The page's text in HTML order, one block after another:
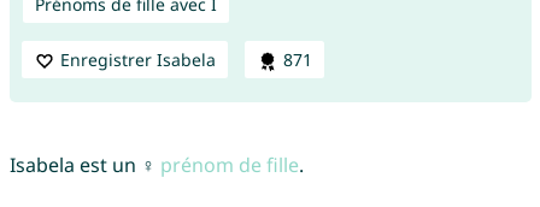
Enregistrer Isabela 871
Isabela est un ♀ prénom de fille.